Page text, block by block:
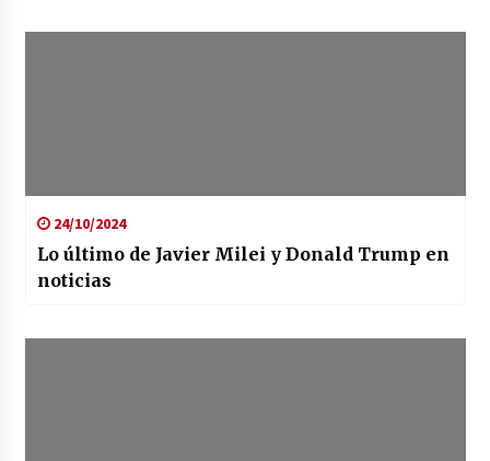
24/10/2024
Lo último de Javier Milei y Donald Trump en
noticias